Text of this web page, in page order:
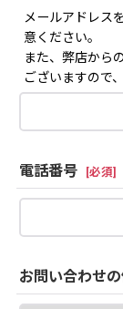
メールアドレス
意ください。
また、弊店から
ございますので
電話番号 [必須]
お問い合わせ